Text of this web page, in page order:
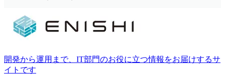
開発から運用まで、IT部門のお役に立つ情報をお届けするサ
イトです